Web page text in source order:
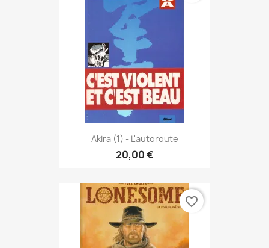
Akira (1) - L'autoroute
20,00 €
favorite_border